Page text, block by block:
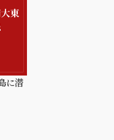
に潜